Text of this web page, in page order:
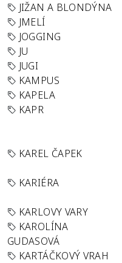
JIŽAN A BLONDÝNA
JMELÍ
JOGGING
JU
JUGI
KAMPUS
KAPELA
KAPR
KAREL ČAPEK
KARIÉRA
KARLOVY VARY
KAROLÍNA
GUDASOVÁ
KARTÁČKOVÝ VRAH